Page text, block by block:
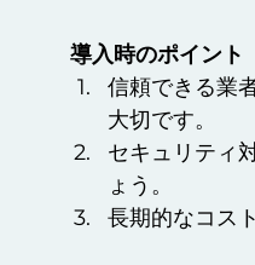
導入時のポイント
信頼できる業
大切です。
セキュリティ
ょう。
長期的なコス